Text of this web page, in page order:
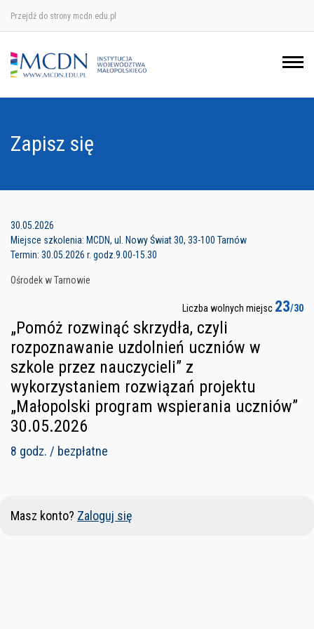
Przejdź do strony mcdn.edu.pl
Zapisz się
30.05.2026
Miejsce szkolenia: MCDN, ul. Nowy Świat 30, 33-100 Tarnów
Termin: 30.05.2026 r. godz.9.00-15.30
Ośrodek w Tarnowie
Liczba wolnych miejsc 23/30
„Pomóż rozwinąć skrzydła, czyli
rozpoznawanie uzdolnień uczniów w
szkole przez nauczycieli” z
wykorzystaniem rozwiązań projektu
„Małopolski program wspierania uczniów”
30.05.2026
8 godz. / bezpłatne
Masz konto? Zaloguj się
Ośrodek w Krakowie
Ośrodek w Nowym Sączu
Ośrodek w Tarnowie